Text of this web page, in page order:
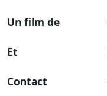
Un film de
Et
Contact